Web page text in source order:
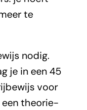
te
nodig.
je in een 45
voor
theorie-